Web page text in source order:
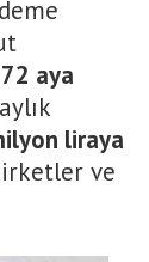
72 aya
liraya
ve